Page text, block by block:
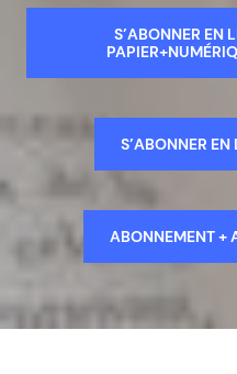
S’ABONNER EN
S’ABONNER
ABONNEMENT +